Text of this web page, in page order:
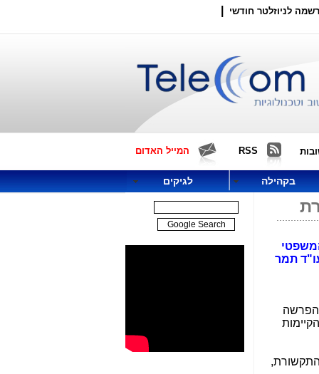
לניוזלטר חודשי
RSS המייל האדום
בקהילה לגיקים
תמר
הפרשה